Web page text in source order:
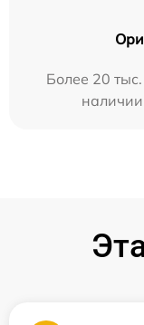
Более 20